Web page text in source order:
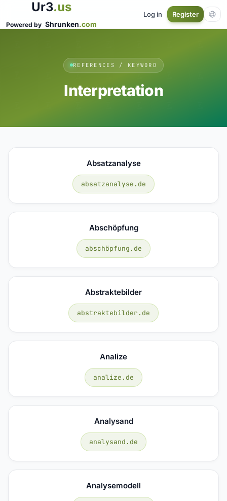
Ur3.us
Powered by Shrunken.com
Log in Register
REFERENCES / KEYWORD
Interpretation
Absatzanalyse
absatzanalyse.de
Abschöpfung
abschöpfung.de
Abstraktebilder
abstraktebilder.de
Analize
analize.de
Analysand
analysand.de
Analysemodell